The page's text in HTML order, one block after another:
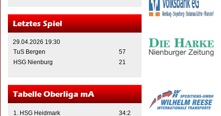
Letztes Spiel
29.04.2026 19:30
TuS Bergen
57
HSG Nienburg
21
Tabelle Oberliga mA
1. HSG Heidmark
34:2